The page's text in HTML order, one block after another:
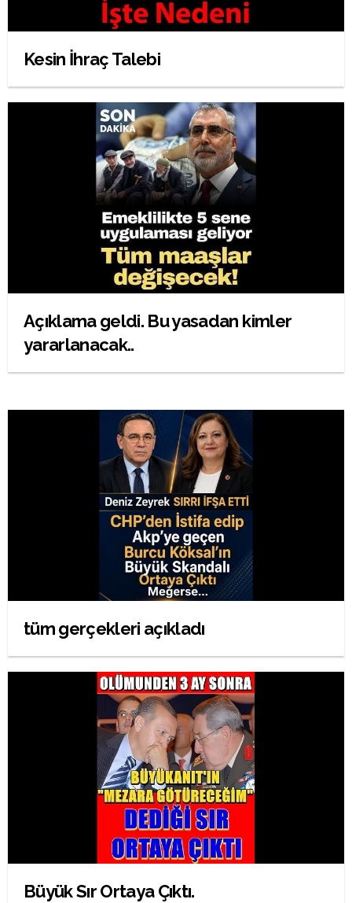
Kesin İhraç Talebi
Açıklama geldi. Bu yasadan kimler
yararlanacak..
tüm gerçekleri açıkladı
Büyük Sır Ortaya Çıktı.